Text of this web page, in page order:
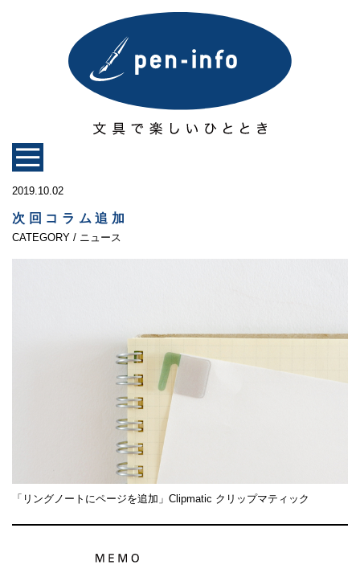
2019.10.02
次回コラム追加
CATEGORY / ニュース
「リングノートにページを追加」Clipmatic クリップマティック